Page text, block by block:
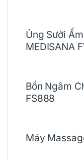
Ủng Sưởi
MEDISANA
Bồn Ngâm
FS888
Máy